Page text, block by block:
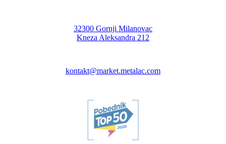
32300 Gornji Milanovac
Kneza Aleksandra 212
kontakt@market.metalac.com